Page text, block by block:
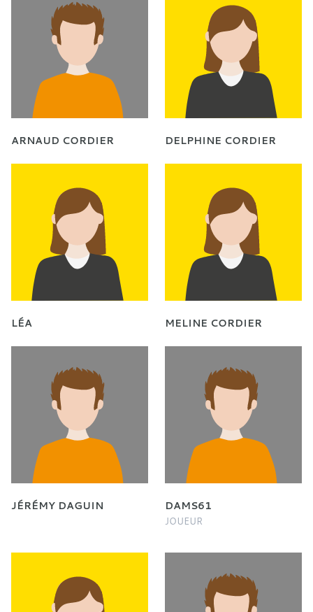
ARNAUD CORDIER DELPHINE CORDIER
LÉA MELINE CORDIER
JÉRÉMY DAGUIN DAMS61
JOUEUR